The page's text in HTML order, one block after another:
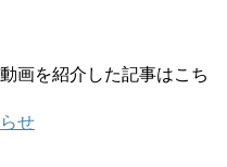
画を紹介した記事はこち
せ